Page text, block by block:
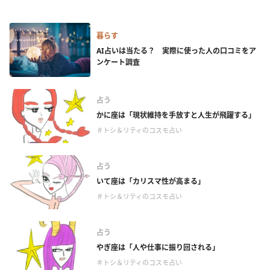
暮らす
AI占いは当たる？ 実際に使った人の口コミをア
ンケート調査
占う
かに座は「現状維持を手放すと人生が飛躍する」
＃トシ＆リティのコスモ占い
占う
いて座は「カリスマ性が高まる」
＃トシ＆リティのコスモ占い
占う
やぎ座は「人や仕事に振り回される」
＃トシ＆リティのコスモ占い